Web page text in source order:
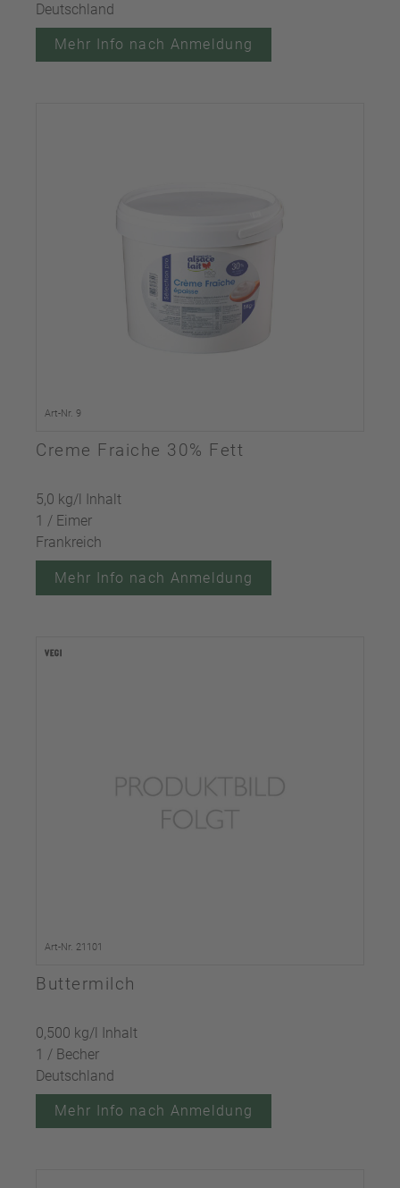
Deutschland
Mehr Info nach Anmeldung
Art-Nr. 9
Creme Fraiche 30% Fett
5,0 kg/l Inhalt
1 / Eimer
Frankreich
Mehr Info nach Anmeldung
Art-Nr. 21101
Buttermilch
0,500 kg/l Inhalt
1 / Becher
Deutschland
Mehr Info nach Anmeldung